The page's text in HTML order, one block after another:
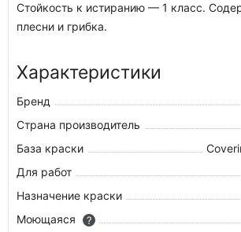
Стойкость к истиранию — 1 класс.
плесни и грибка.
Характеристики
Бренд
Страна производитель
База краски
Для работ
Назначение краски
Моющаяся
?